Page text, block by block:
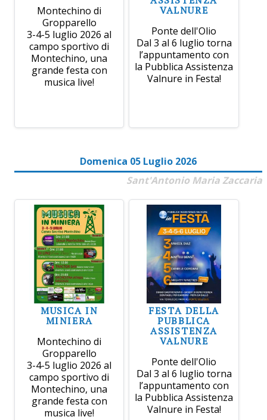
Montechino di
Gropparello
3-4-5 luglio 2026 al
campo sportivo di
Montechino, una
grande festa con
musica live!
VALNURE
Ponte dell'Olio
Dal 3 al 6 luglio torna
l’appuntamento con
la Pubblica Assistenza
Valnure in Festa!
Domenica 05 Luglio 2026
Sant'Antonio Maria Zaccaria
MUSICA IN
MINIERA
Montechino di
Gropparello
3-4-5 luglio 2026 al
campo sportivo di
Montechino, una
grande festa con
musica live!
FESTA DELLA
PUBBLICA
ASSISTENZA
VALNURE
Ponte dell'Olio
Dal 3 al 6 luglio torna
l’appuntamento con
la Pubblica Assistenza
Valnure in Festa!